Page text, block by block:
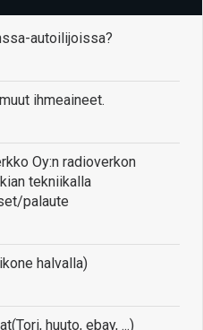
autoilijoissa?
ihmeaineet.
Oy:n radioverkon
tekniikalla
palaute
halvalla)
huuto, ebay, ...)